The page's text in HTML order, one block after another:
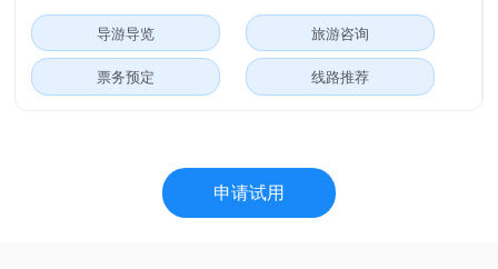
导游导览 旅游咨询
票务预定 线路推荐
申请试用